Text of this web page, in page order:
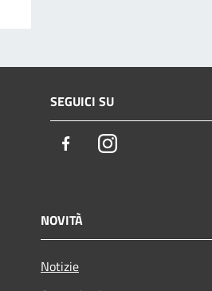
SEGUICI SU
FacebookInstagram
NOVITÀ
Notizie